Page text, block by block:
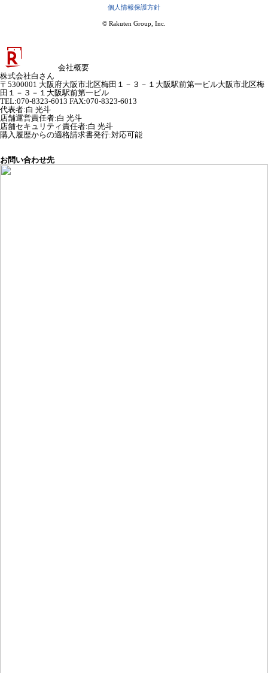
個人情報保護方針
© Rakuten Group, Inc.
会社概要
株式会社白さん
〒5300001 大阪府大阪市北区梅田１－３－１大阪駅前第一ビル大阪市北区梅
田１－３－１大阪駅前第一ビル
TEL:070-8323-6013 FAX:070-8323-6013
代表者:白 光斗
店舗運営責任者:白 光斗
店舗セキュリティ責任者:白 光斗
購入履歴からの適格請求書発行:対応可能
お問い合わせ先